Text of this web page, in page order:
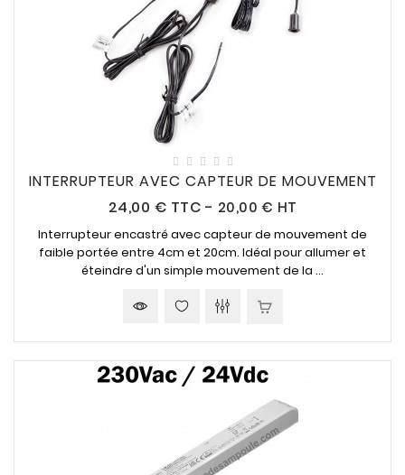
INTERRUPTEUR AVEC CAPTEUR DE MOUVEMENT
24,00 € Prix
TTC - 20,00 € HT
Interrupteur encastré avec capteur de mouvement de
faible portée entre 4cm et 20cm. Idéal pour allumer et
éteindre d'un simple mouvement de la ...